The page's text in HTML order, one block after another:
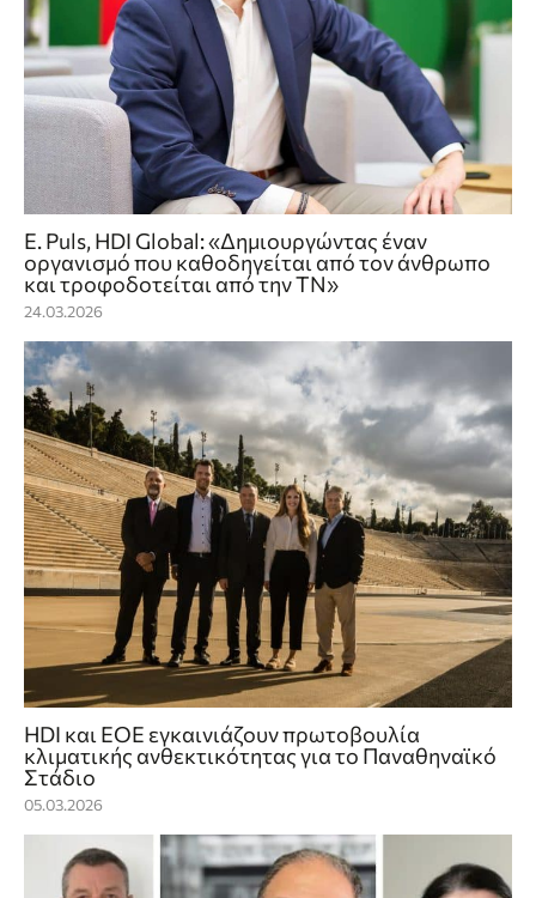
Ε. Puls, HDI Global: «Δημιουργώντας έναν
οργανισμό που καθοδηγείται από τον άνθρωπο
και τροφοδοτείται από την ΤΝ»
24.03.2026
HDI και ΕΟΕ εγκαινιάζουν πρωτοβουλία
κλιματικής ανθεκτικότητας για το Παναθηναϊκό
Στάδιο
05.03.2026